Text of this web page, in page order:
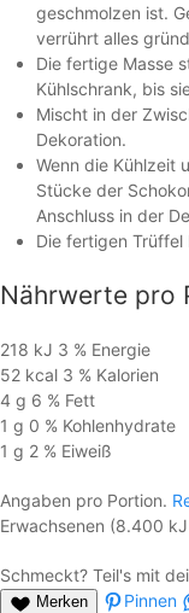
geschmolzen ist.
verrührt alles
Die fertige Masse
Kühlschrank, bis
Mischt in der
Dekoration.
Wenn die Kühlzeit
Stücke der
Anschluss in der
Die fertigen Trüffel
Nährwerte pro
218 kJ 3 % Energie
52 kcal 3 % Kalorien
4 g 6 % Fett
1 g 0 % Kohlen­hydrate
1 g 2 % Eiweiß
Angaben pro Portion.
Erwachsenen (8.400
Schmeckt? Teil's mit
Merken Pinnen